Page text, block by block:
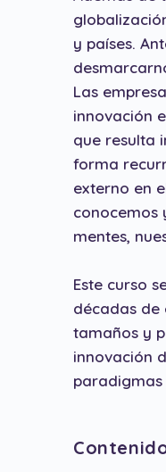
y países.
Las
innovación
que resulta
forma
externo en
conocemos
mentes,
Este curso
décadas de
tamaños y
innovación